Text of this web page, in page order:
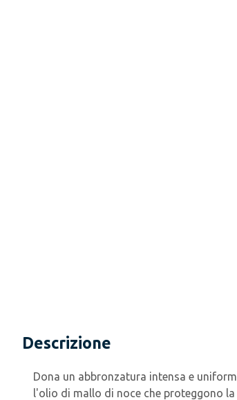
Descrizione
Dona un abbronzatura intensa e
l'olio di mallo di noce che proteggono